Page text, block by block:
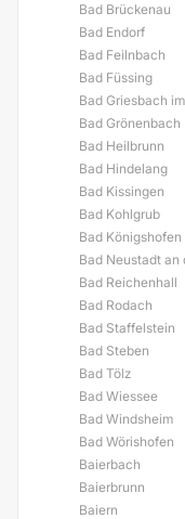
Bad Brückenau
Bad Endorf
Bad Feilnbach
Bad Füssing
Bad Griesbach
Bad Grönenbach
Bad Heilbrunn
Bad Hindelang
Bad Kissingen
Bad Kohlgrub
Bad
Bad Neustadt an
Bad Reichenhall
Bad Rodach
Bad Staffelstein
Bad Steben
Bad Tölz
Bad Wiessee
Bad Windsheim
Bad Wörishofen
Baierbach
Baierbrunn
Baiern